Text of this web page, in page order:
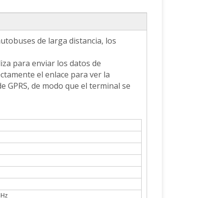
de larga distancia, los
para enviar los datos de
el enlace para ver la
de modo que el terminal se